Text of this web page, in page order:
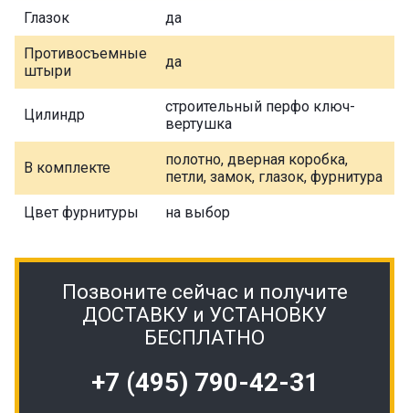
Глазок да
Противосъемные
штыри
да
Цилиндр
строительный перфо ключ-
вертушка
В комплекте
полотно, дверная коробка,
петли, замок, глазок, фурнитура
Цвет фурнитуры на выбор
Позвоните сейчас и получите
ДОСТАВКУ и УСТАНОВКУ
БЕСПЛАТНО
+7 (495) 790-42-31